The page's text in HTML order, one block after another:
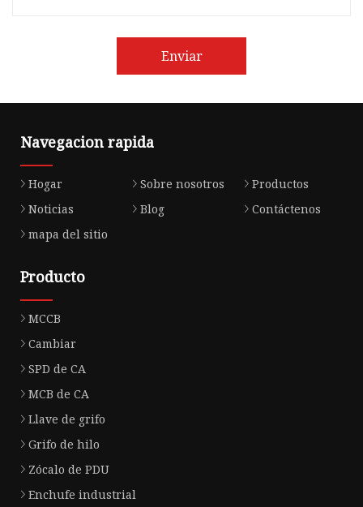
Enviar
Navegacion rapida
Hogar Sobre nosotros
Productos
Noticias
Blog
Contáctenos
mapa del sitio
Producto
MCCB
Cambiar
SPD de CA
MCB de CA
Llave de grifo
Grifo de hilo
Zócalo de PDU
Enchufe industrial